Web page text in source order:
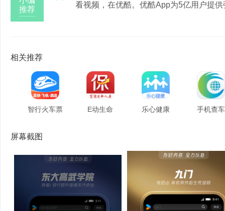
推荐
看视频，在优酷。优酷App为5亿用户提
相关推荐
智行火车票 E动生命 乐心健康 手机查车
屏幕截图